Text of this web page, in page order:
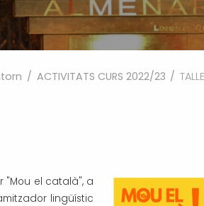
/ ACTIVITATS CURS 2022/23 /
"Mou el català", a
lingüístic